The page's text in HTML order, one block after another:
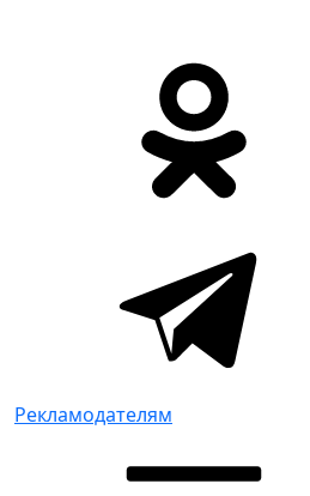
Рекламодателям